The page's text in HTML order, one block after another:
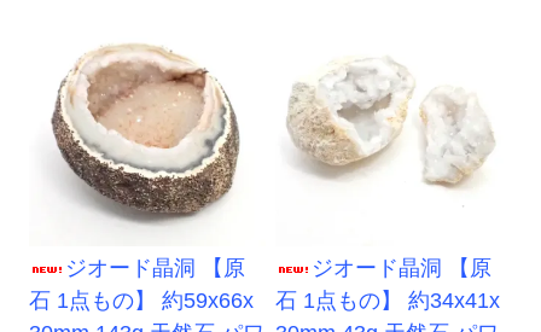
ジオード晶洞 【原
石 1点もの】 約59x66x
ジオード晶洞 【原
石 1点もの】 約34x41x